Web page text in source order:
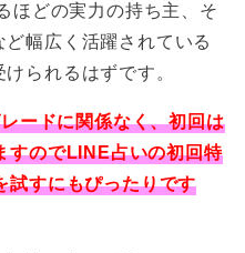
ほどの実力の持ち主、そ
幅広く活躍されている
られるはずです。
ードに関係なく、初回は
すのでLINE占いの初回特
試すにもぴったりです